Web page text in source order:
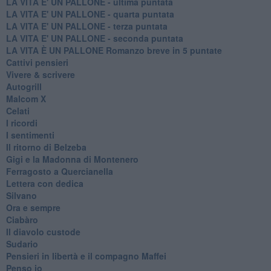
LA VITA E' UN PALLONE - quarta puntata
LA VITA E' UN PALLONE - terza puntata
LA VITA E' UN PALLONE - seconda puntata
LA VITA È UN PALLONE Romanzo breve in 5 puntate
Cattivi pensieri
Vivere & scrivere
Autogrill
Malcom X
Celati
I ricordi
I sentimenti
Il ritorno di Belzeba
Gigi e la Madonna di Montenero
Ferragosto a Quercianella
Lettera con dedica
Silvano
Ora e sempre
Ciabàro
Il diavolo custode
Sudario
Pensieri in libertà e il compagno Maffei
Penso io